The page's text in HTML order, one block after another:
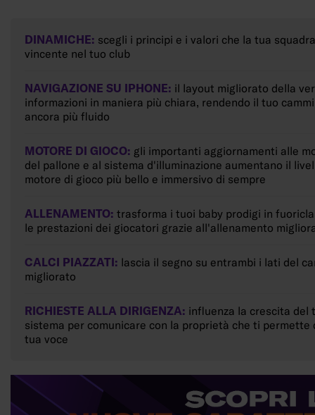
DINAMICHE: scegli i principi e i valori che la tua
vincente nel tuo club
NAVIGAZIONE SU IPHONE: il layout migliorato della
informazioni in maniera più chiara, rendendo il tuo
ancora più fluido
MOTORE DI GIOCO: gli importanti aggiornamenti alle
del pallone e al sistema d'illuminazione aumentano il
motore di gioco più bello e immersivo di sempre
ALLENAMENTO: trasforma i tuoi baby prodigi in
le prestazioni dei giocatori grazie all'allenamento
CALCI PIAZZATI: lascia il segno su entrambi i lati del
migliorato
RICHIESTE ALLA DIRIGENZA: influenza la crescita del
sistema per comunicare con la proprietà che ti
tua voce